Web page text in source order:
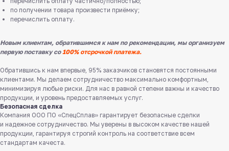
по получении товара произвести приёмку;
перечислить оплату.
Новым клиентам, обратившимся к нам по рекомендации, мы организуем
первую поставку со100% отсрочкой платежа.
Обратившись к нам впервые, 95% заказчиков становятся постоянными
клиентами. Мы делаем сотрудничество максимально комфортным,
минимизируя любые риски. Для нас в равной степени важны и качество
продукции, и уровень предоставляемых услуг.
Безопасная сделка
Компания ООО ПО «СпецСплав» гарантирует безопасные сделки
и надежное сотрудничество. Мы уверены в высоком качестве нашей
продукции, гарантируя строгий контроль на соответствие всем
стандартам качеста.